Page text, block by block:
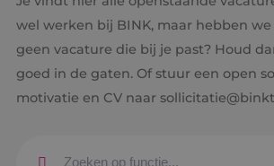
wel werken bij BINK, maar hebben
geen vacature die bij je past? Houd
goed in de gaten. Of stuur een open
motivatie en CV naar